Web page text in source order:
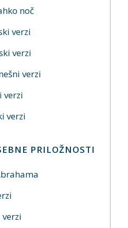
noč
verzi
verzi
verzi
verzi
verzi
PRILOŽNOSTI